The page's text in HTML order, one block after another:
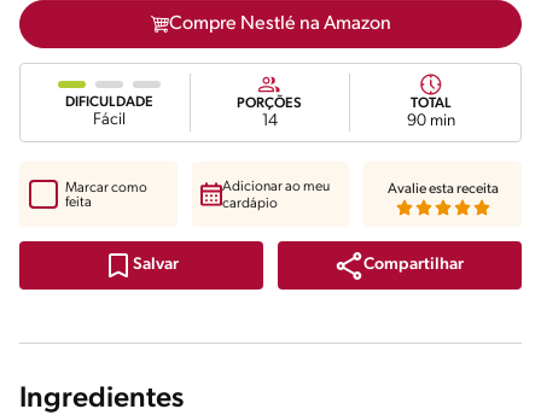
Compre Nestlé na Amazon
DIFICULDADE
Fácil
PORÇÕES
14
TOTAL
90 min
Salvar Compartilhar
Marcar como
feita
Adicionar ao meu
cardápio
Avalie esta receita
Ingredientes